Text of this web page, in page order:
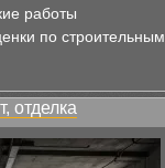
работы
по строительным
отделка